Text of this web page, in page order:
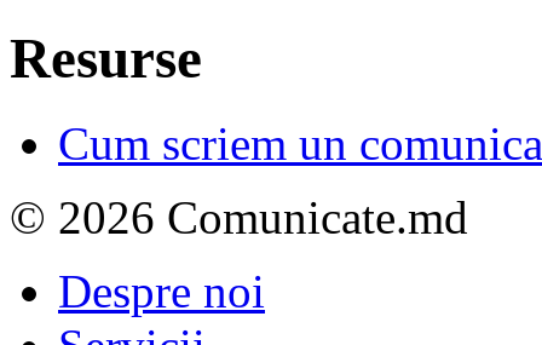
Resurse
Cum scriem un
© 2026 Comunicate.md
Despre noi